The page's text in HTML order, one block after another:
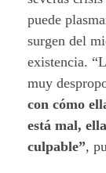
puede
surgen del
existencia.
muy
con cómo
está mal,
culpable”,